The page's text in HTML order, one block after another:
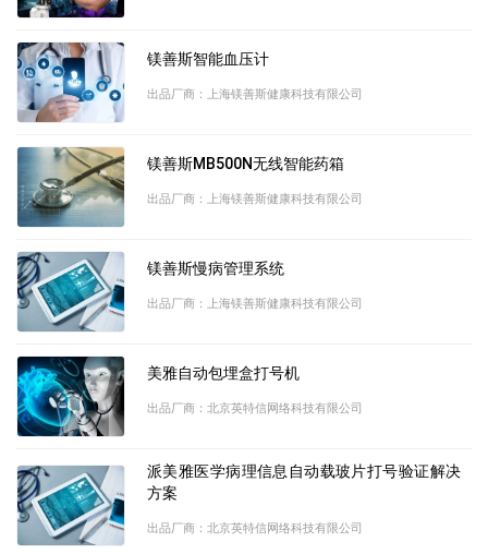
镁善斯智能血压计
出品厂商：上海镁善斯健康科技有限公司
镁善斯MB500N无线智能药箱
出品厂商：上海镁善斯健康科技有限公司
镁善斯慢病管理系统
出品厂商：上海镁善斯健康科技有限公司
美雅自动包埋盒打号机
出品厂商：北京英特信网络科技有限公司
派美雅医学病理信息自动载玻片打号验证解决
方案
出品厂商：北京英特信网络科技有限公司